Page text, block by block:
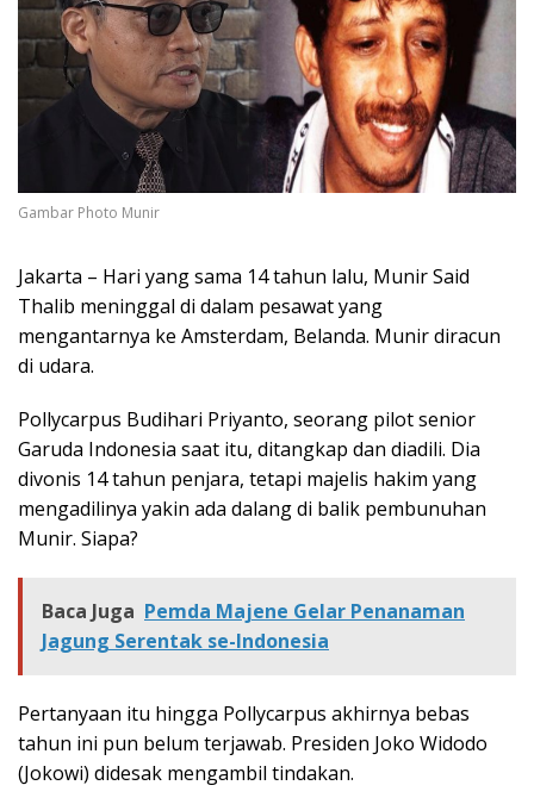
Gambar Photo Munir
Jakarta – Hari yang sama 14 tahun lalu, Munir Said
Thalib meninggal di dalam pesawat yang
mengantarnya ke Amsterdam, Belanda. Munir diracun
di udara.
Pollycarpus Budihari Priyanto, seorang pilot senior
Garuda Indonesia saat itu, ditangkap dan diadili. Dia
divonis 14 tahun penjara, tetapi majelis hakim yang
mengadilinya yakin ada dalang di balik pembunuhan
Munir. Siapa?
Baca Juga Pemda Majene Gelar Penanaman
Jagung Serentak se-Indonesia
Pertanyaan itu hingga Pollycarpus akhirnya bebas
tahun ini pun belum terjawab. Presiden Joko Widodo
(Jokowi) didesak mengambil tindakan.